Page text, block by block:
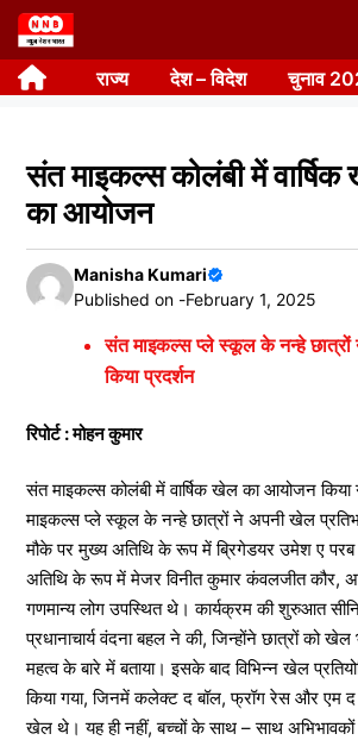
Skip
to
content राज्य देश – विदेश चुनाव
संत माइकल्स कोलंबी में
का आयोजन
Manisha Kumari
Published on -February 1, 2025
संत माइकल्स प्ले स्कूल के नन्हे छात्रों
किया प्रदर्शन
रिपोर्ट : मोहन कुमार
संत माइकल्स कोलंबी में वार्षिक खेल का आयोजन
माइकल्स प्ले स्कूल के नन्हे छात्रों ने अपनी खेल
मौके पर मुख्य अतिथि के रूप में ब्रिगेडयर उमेश ए परब
अतिथि के रूप में मेजर विनीत कुमार कंवलजीत कौर,
गणमान्य लोग उपस्थित थे। कार्यक्रम की शुरुआत
प्रधानाचार्य वंदना बहल ने की, जिन्होंने छात्रों को
महत्व के बारे में बताया। इसके बाद विभिन्न खेल
किया गया, जिनमें कलेक्ट द बॉल, फ्रॉग रेस और एम
खेल थे। यह ही नहीं, बच्चों के साथ – साथ